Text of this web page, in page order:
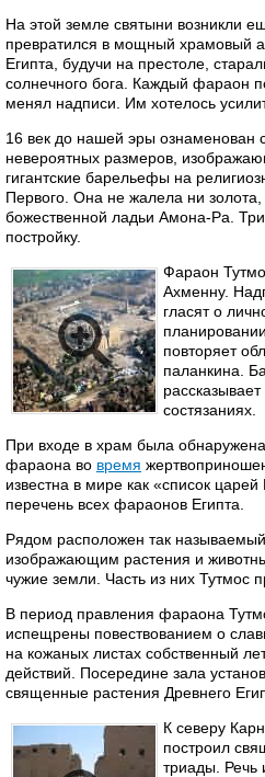
На этой земле святыни возникли
превратился в мощный храмовый
Египта, будучи на престоле,
солнечного бога. Каждый фараон
менял надписи. Им хотелось
16 век до нашей эры ознаменован
невероятных размеров,
гигантские барельефы на
Первого. Она не жалела ни золота,
божественной ладьи Амона-Ра.
постройку.
Фараон
Ахменну.
гласят о
повторяет
паланкина.
состязаниях.
При входе в храм была
фараона во время
известна в мире как «список
перечень всех фараонов Египта.
Рядом расположен так
изображающим растения и
чужие земли. Часть из них Тутмос
В период правления фараона
испещрены повествованием о
на кожаных листах собственный
действий. Посередине зала
священные растения Древнего
К северу
построил
триады. Речь